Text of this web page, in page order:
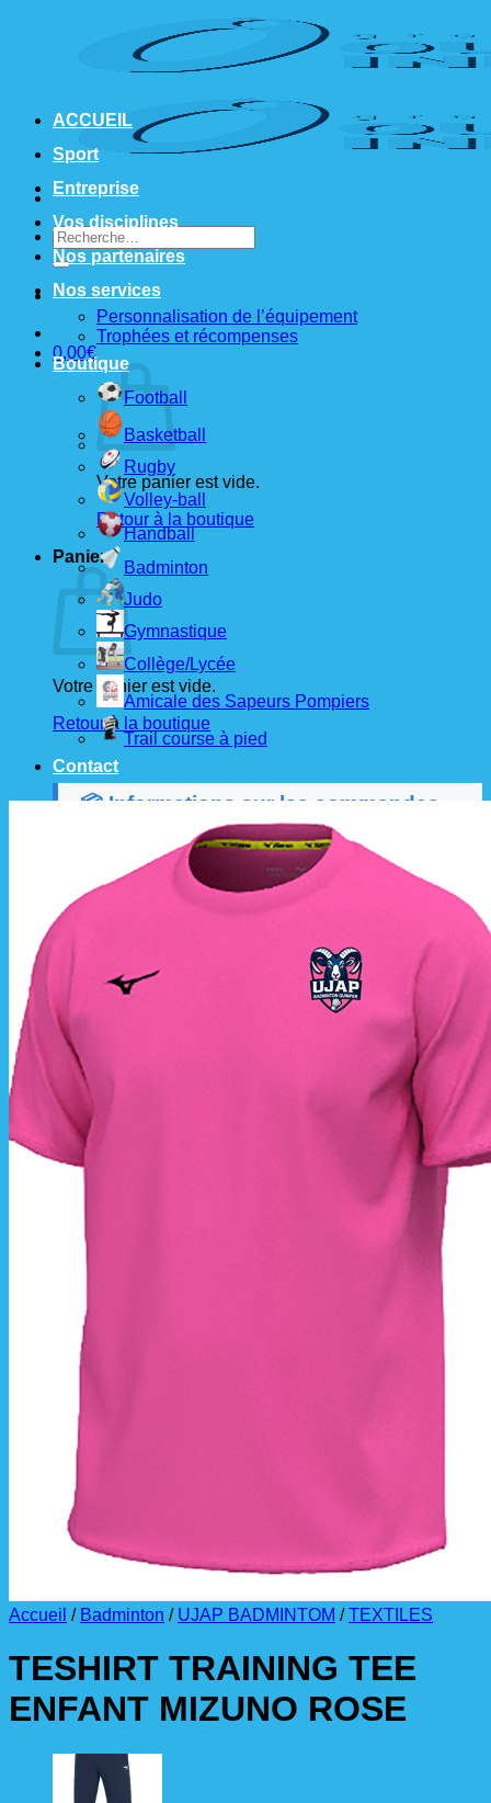
Recherche
pour :
0,00€
Votre panier est vide.
Retour à la boutique
Panier
Votre panier est vide.
Retour à la boutique
📦 Informations sur les commandes
Les commandes sont passéesles 1er et 15 de
chaque mois
auprès de nos fournisseurs.
directement au club
La commande est à récupérer auprès du
référent des équipements du club
ACCUEIL
Sport
Entreprise
Vos disciplines
Nos partenaires
Nos services
Personnalisation de l’équipement
Trophées et récompenses
Boutique
Football
Basketball
Rugby
Volley-ball
Handball
Badminton
Judo
Gymnastique
Collège/Lycée
Amicale des Sapeurs Pompiers
Trail course à pied
Contact
Accueil / Badminton / UJAP BADMINTOM / TEXTILES
TESHIRT TRAINING TEE
ENFANT MIZUNO ROSE